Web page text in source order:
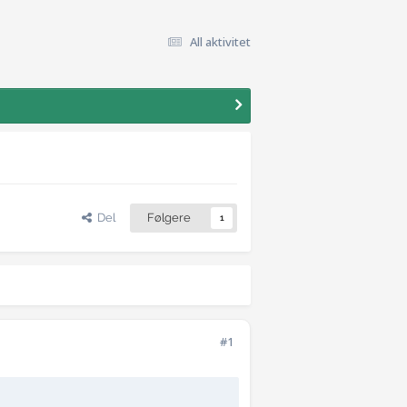
All aktivitet
Del Følgere 1
#1